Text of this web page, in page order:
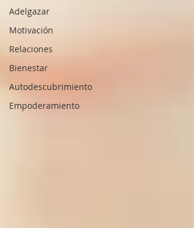
Adelgazar
Motivación
Relaciones
Bienestar
Autodescubrimiento
Empoderamiento